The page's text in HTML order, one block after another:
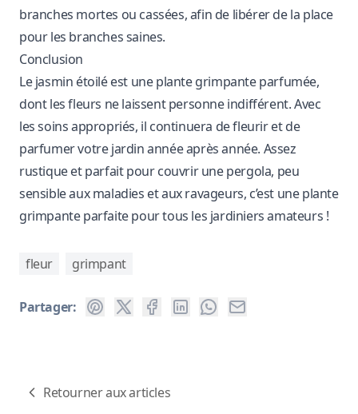
branches mortes ou cassées, afin de libérer de la place
pour les branches saines.
Conclusion
Le jasmin étoilé est une plante grimpante parfumée,
dont les fleurs ne laissent personne indifférent. Avec
les soins appropriés, il continuera de fleurir et de
parfumer votre jardin année après année. Assez
rustique et parfait pour couvrir une pergola, peu
sensible aux maladies et aux ravageurs, c’est une plante
grimpante parfaite pour tous les jardiniers amateurs !
fleur grimpant
Partager:
Retourner aux articles